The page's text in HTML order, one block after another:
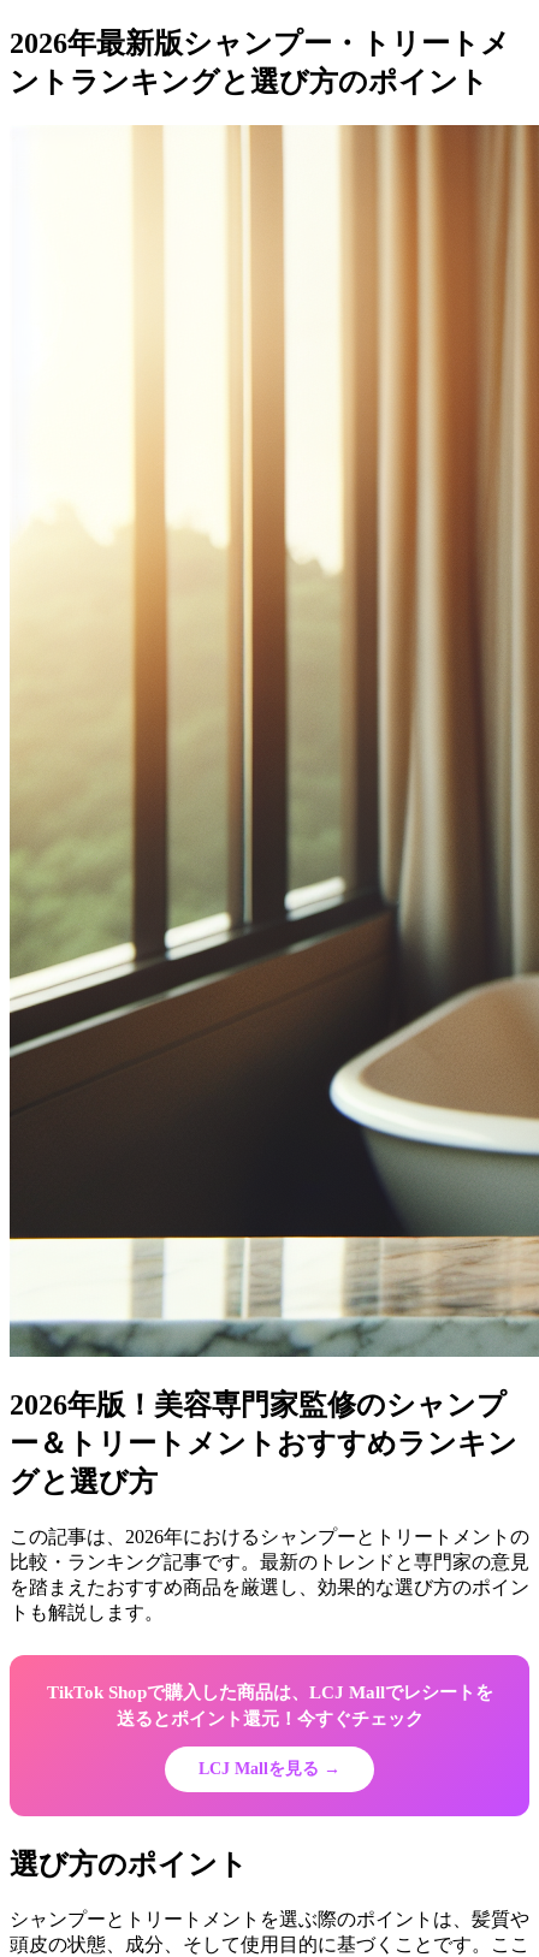
2026年最新版シャンプー・トリートメ
ントランキングと選び方のポイント
2026年版！美容専門家監修のシャンプ
ー＆トリートメントおすすめランキン
グと選び方
この記事は、2026年におけるシャンプーとトリートメントの
比較・ランキング記事です。最新のトレンドと専門家の意見
を踏まえたおすすめ商品を厳選し、効果的な選び方のポイン
トも解説します。
TikTok Shopで購入した商品は、LCJ Mallでレシートを
送るとポイント還元！今すぐチェック
LCJ Mallを見る →
選び方のポイント
シャンプーとトリートメントを選ぶ際のポイントは、髪質や
頭皮の状態、成分、そして使用目的に基づくことです。ここ